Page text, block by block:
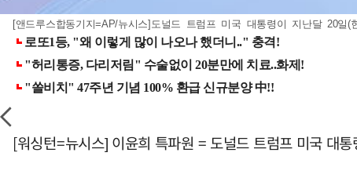
[앤드루스합동기지=AP/뉴시스]도널드 트럼프 미국 대통령이 지난달 20
[워싱턴=뉴시스] 이윤희 특파원 = 도널드 트럼프 미국 대